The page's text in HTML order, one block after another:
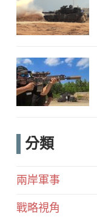
分類
兩岸軍事
戰略視角